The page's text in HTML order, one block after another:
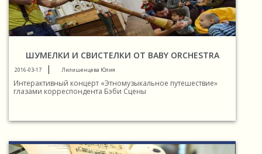
ШУМЕЛКИ И СВИСТЕЛКИ ОТ BABY ORCHESTRA
2016-03-17 | Лилишенцева Юлия
Интерактивный концерт «Этномузыкальное путешествие»
глазами корреспондента Бэби Сцены